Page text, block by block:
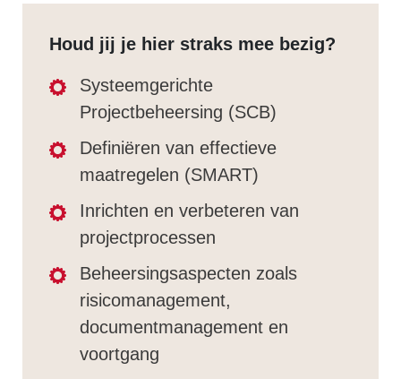
Houd jij je hier straks mee bezig?
Systeemgerichte
Projectbeheersing (SCB)
Definiëren van effectieve
maatregelen (SMART)
Inrichten en verbeteren van
projectprocessen
Beheersingsaspecten zoals
risicomanagement,
documentmanagement en
voortgang